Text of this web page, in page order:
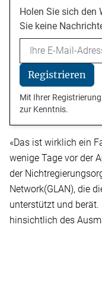
Holen Sie sich den
Sie keine
Email
Registrieren
Mit Ihrer
zur Kenntnis.
«Das ist wirklich ein
wenige Tage vor der
der
Network(GLAN), die
unterstützt und berät.
hinsichtlich des